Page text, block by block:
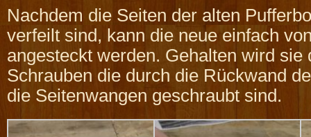
Nachdem die Seiten der alten
verfeilt sind, kann die neue einfach
angesteckt werden. Gehalten wird sie
Schrauben die durch die Rückwand
die Seitenwangen geschraubt sind.